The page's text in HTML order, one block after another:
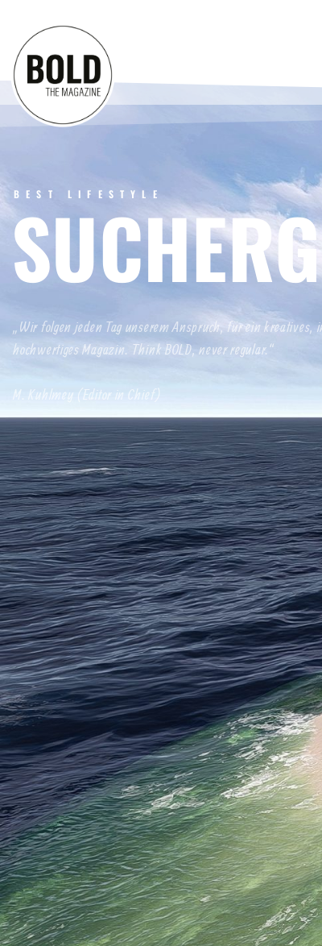
BEST LIFESTYLE
„Wir folgen jeden Tag unserem Anspruch, für ein kreatives,
hochwertiges Magazin. Think BOLD, never regular.“
M. Kuhlmey (Editor in Chief)